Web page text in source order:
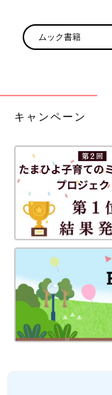
ムック書籍
キャンペーン